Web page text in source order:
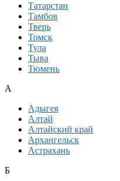
Татарстан
Тамбов
Тверь
Томск
Тула
Тыва
Тюмень
А
Адыгея
Алтай
Алтайский край
Архангельск
Астрахань
Б